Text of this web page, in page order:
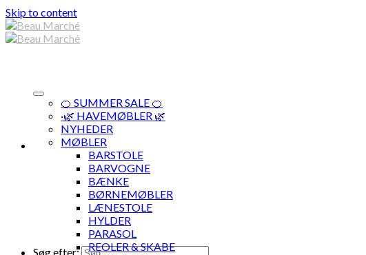
Skip to content
Søg efter:
🍊 SUMMER SALE 🍊
·🌿 HAVEMØBLER 🌿
NYHEDER
MØBLER
BARSTOLE
BARVOGNE
BÆNKE
BØRNEMØBLER
LÆNESTOLE
HYLDER
PARASOL
REOLER & SKABE